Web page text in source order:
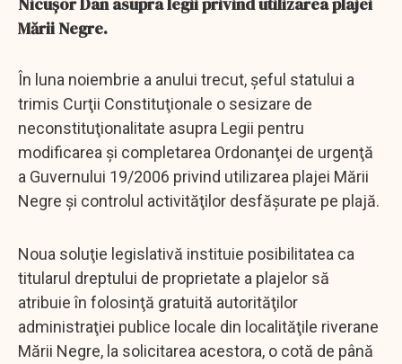
Mării Negre.
În luna noiembrie a anului trecut, şeful statului a
trimis Curţii Constituţionale o sesizare de
neconstituţionalitate asupra Legii pentru
modificarea şi completarea Ordonanţei de urgenţă
a Guvernului 19/2006 privind utilizarea plajei Mării
Negre şi controlul activităţilor desfăşurate pe plajă.
Noua soluţie legislativă instituie posibilitatea ca
titularul dreptului de proprietate a plajelor să
atribuie în folosinţă gratuită autorităţilor
administraţiei publice locale din localităţile riverane
Mării Negre, la solicitarea acestora, o cotă de până